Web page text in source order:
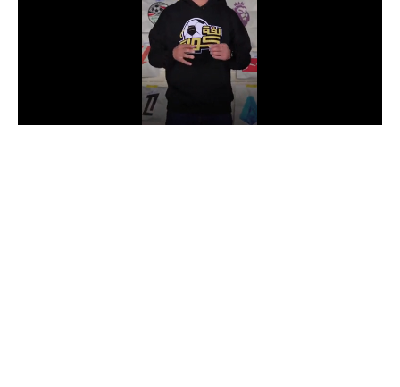
الدوري السعودي للمحترفين